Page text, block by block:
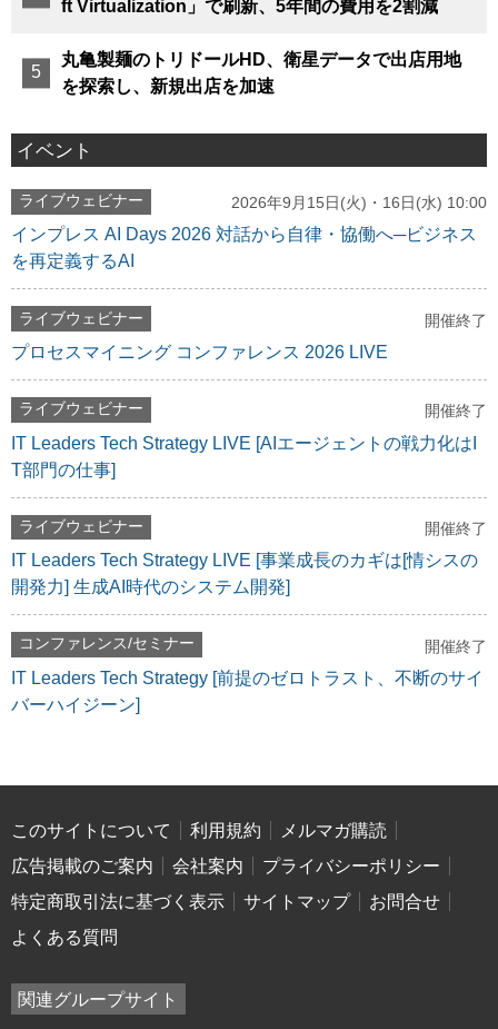
ft Virtualization」で刷新、5年間の費用を2割減
丸亀製麺のトリドールHD、衛星データで出店用地
を探索し、新規出店を加速
イベント
ライブウェビナー 2026年9月15日(火)・16日(水) 10:00
インプレス AI Days 2026 対話から自律・協働へ─ビジネス
を再定義するAI
ライブウェビナー 開催終了
プロセスマイニング コンファレンス 2026 LIVE
ライブウェビナー 開催終了
IT Leaders Tech Strategy LIVE [AIエージェントの戦力化はI
T部門の仕事]
ライブウェビナー 開催終了
IT Leaders Tech Strategy LIVE [事業成長のカギは[情シスの
開発力] 生成AI時代のシステム開発]
コンファレンス/セミナー 開催終了
IT Leaders Tech Strategy [前提のゼロトラスト、不断のサイ
バーハイジーン]
このサイトについて 利用規約
メルマガ購読
広告掲載のご案内
会社案内
プライバシーポリシー
特定商取引法に基づく表示
サイトマップ
お問合せ
よくある質問
関連グループサイト